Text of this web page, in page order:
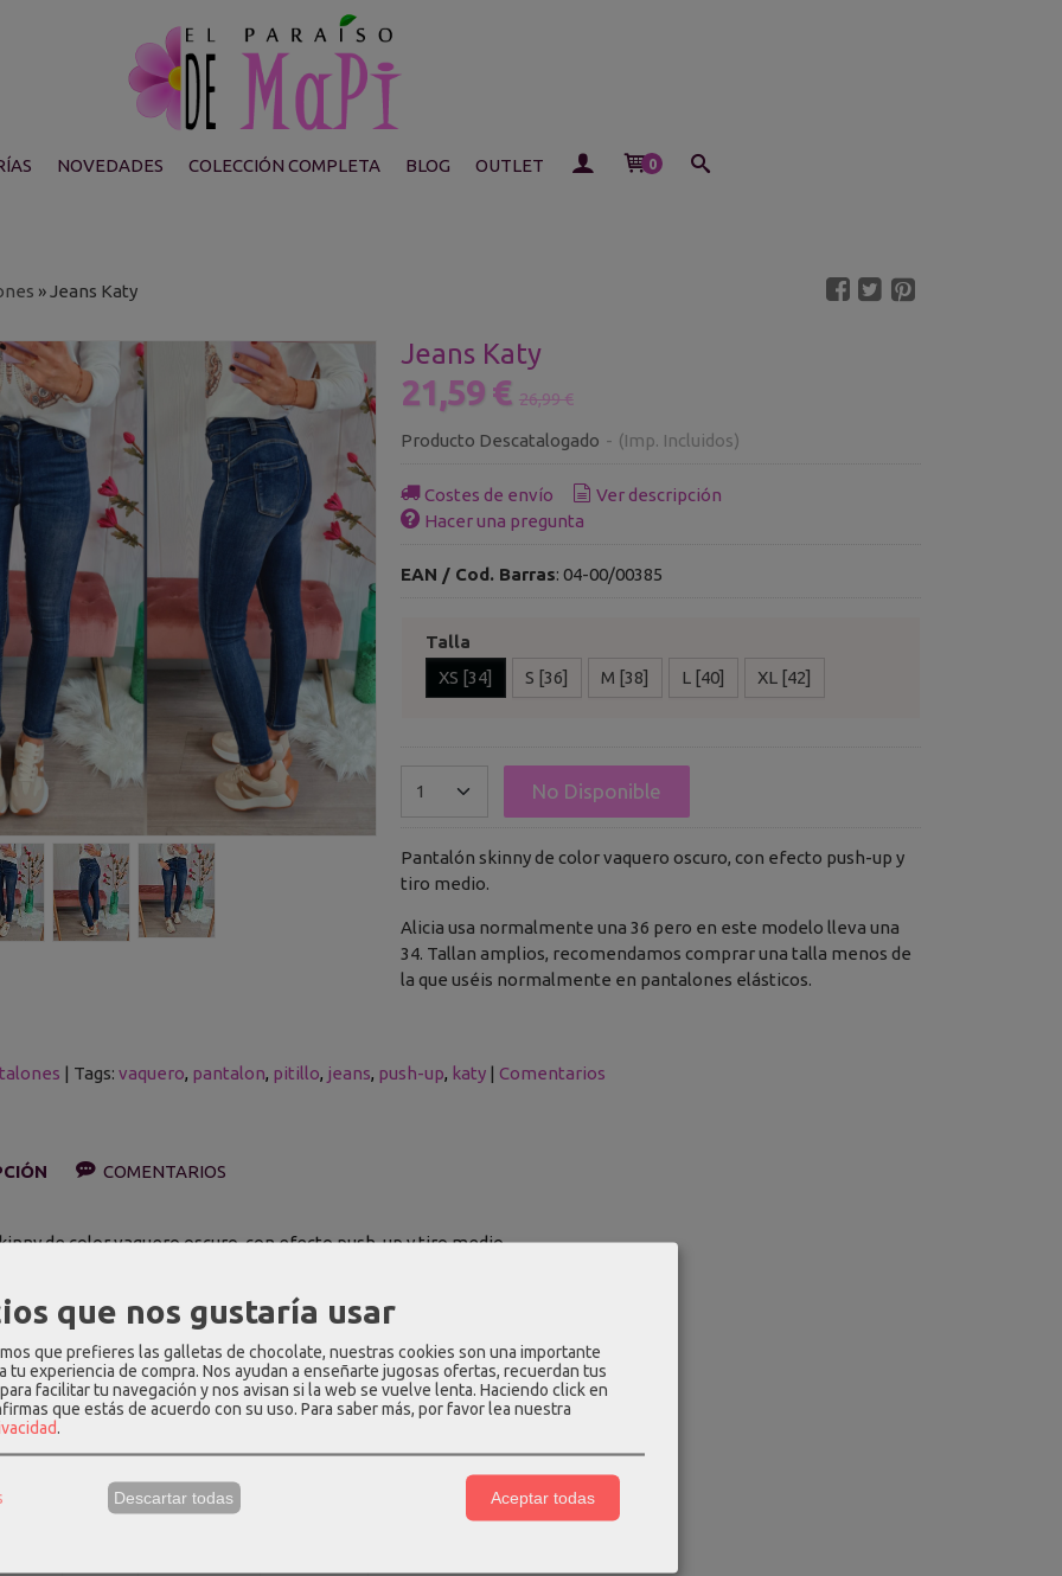
NOVEDADES COLECCIÓN COMPLETA BLOG OUTLET 0
»Jeans Katy
Jeans Katy
21,59 € 26,99 €
Producto Descatalogado - (Imp. Incluidos)
Costes de envío
Ver descripción
Hacer una pregunta
EAN / Cod. Barras: 04-00/00385
Talla
XS [34]
S [36] M [38] L [40] XL [42]
No Disponible
Pantalón skinny de color vaquero oscuro, con efecto push-up y
tiro medio.
Alicia usa normalmente una 36 pero en este modelo lleva una
34. Tallan amplios, recomendamos comprar una talla menos de
la que uséis normalmente en pantalones elásticos.
| Tags: vaquero pantalon pitillo jeans push-up katy | Comentarios
COMENTARIOS
de color vaquero oscuro, con efecto push-up y tiro medio.
aproximadas (cm):
Cadera Largo de tiro Largo total
24
que nos gustaría usar
que prefieres las galletas de chocolate, nuestras cookies son una importante
tu experiencia de compra. Nos ayudan a enseñarte jugosas ofertas, recuerdan tus
facilitar tu navegación y nos avisan si la web se vuelve lenta. Haciendo click en
que estás de acuerdo con su uso. Para saber más, por favor lea nuestra
.
Descartar todas Aceptar todas